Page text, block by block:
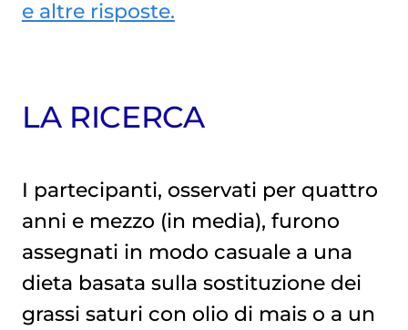
e altre risposte.
LA RICERCA
I partecipanti, osservati per quattro
anni e mezzo (in media), furono
assegnati in modo casuale a una
dieta basata sulla sostituzione dei
grassi saturi con olio di mais o a un